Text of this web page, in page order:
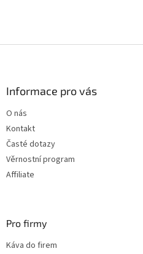
Informace pro vás
O nás
Kontakt
Časté dotazy
Věrnostní program
Affiliate
Pro firmy
Káva do firem